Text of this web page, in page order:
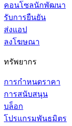
คอนโซลนักพัฒนา
รับการยืนยัน
ส่งแอป
ลงโฆษณา
ทรัพยากร
การกำหนดราคา
การสนับสนุน
บล็อก
โปรแกรมพันธมิตร